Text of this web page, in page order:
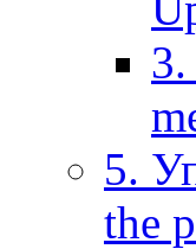
3.
5.
the